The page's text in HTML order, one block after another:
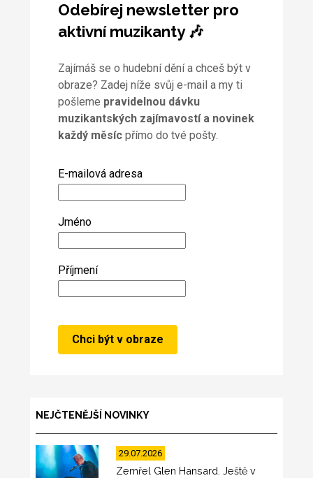
Odebírej newsletter pro
aktivní muzikanty 🎶
Zajímáš se o hudební dění a chceš být v
obraze? Zadej níže svůj e-mail a my ti
pošleme pravidelnou dávku
muzikantských zajímavostí a novinek
každý měsícpřímo do tvé pošty.
E-mailová adresa
Jméno
Příjmení
NEJČTENĚJŠÍ NOVINKY
29.07.2026
Zemřel Glen Hansard. Ještě v